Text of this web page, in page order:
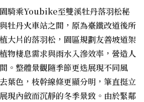
騎乘Youbike至雙溪牡丹落羽松秘
牡丹火車站之間，原為臺鐵改道後所
大片的落羽松，園區規劃友善坡道架
物棲息需求與雨水入滲效率，營造人
。整體景觀隨季節更迭展現不同風
葉色，枝幹線條更顯分明，筆直挺立
現內斂而沉靜的冬季景致。由於緊鄰